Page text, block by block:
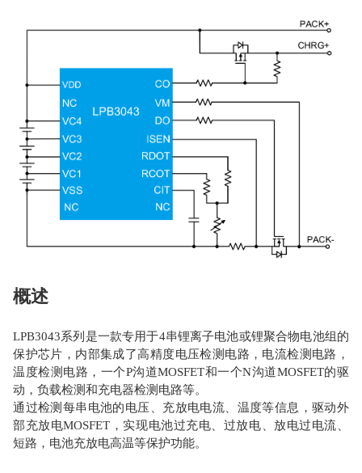
概述
LPB3043系列是一款专用于4串锂离子电池或锂聚合物电池组的
保护芯片，内部集成了高精度电压检测电路，电流检测电路，
温度检测电路，一个P沟道MOSFET和一个N沟道MOSFET的驱
动，负载检测和充电器检测电路等。
通过检测每串电池的电压、充放电电流、温度等信息，驱动外
部充放电MOSFET，实现电池过充电、过放电、放电过电流、
短路，电池充放电高温等保护功能。